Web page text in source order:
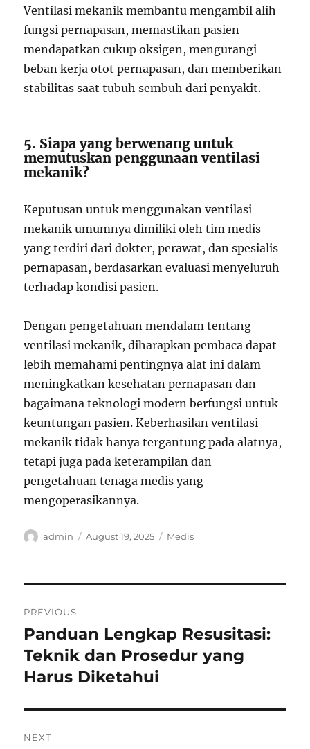
Ventilasi mekanik membantu mengambil alih
fungsi pernapasan, memastikan pasien
mendapatkan cukup oksigen, mengurangi
beban kerja otot pernapasan, dan memberikan
stabilitas saat tubuh sembuh dari penyakit.
5. Siapa yang berwenang untuk
memutuskan penggunaan ventilasi
mekanik?
Keputusan untuk menggunakan ventilasi
mekanik umumnya dimiliki oleh tim medis
yang terdiri dari dokter, perawat, dan spesialis
pernapasan, berdasarkan evaluasi menyeluruh
terhadap kondisi pasien.
Dengan pengetahuan mendalam tentang
ventilasi mekanik, diharapkan pembaca dapat
lebih memahami pentingnya alat ini dalam
meningkatkan kesehatan pernapasan dan
bagaimana teknologi modern berfungsi untuk
keuntungan pasien. Keberhasilan ventilasi
mekanik tidak hanya tergantung pada alatnya,
tetapi juga pada keterampilan dan
pengetahuan tenaga medis yang
mengoperasikannya.
Author
admin
Posted
August 19, 2025 Categories
Medis
navigation
PREVIOUS
Previous
post:
Panduan Lengkap Resusitasi:
Teknik dan Prosedur yang
Harus Diketahui
NEXT